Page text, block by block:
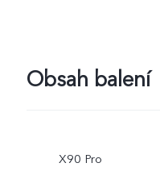
Obsah balení
X90 Pro